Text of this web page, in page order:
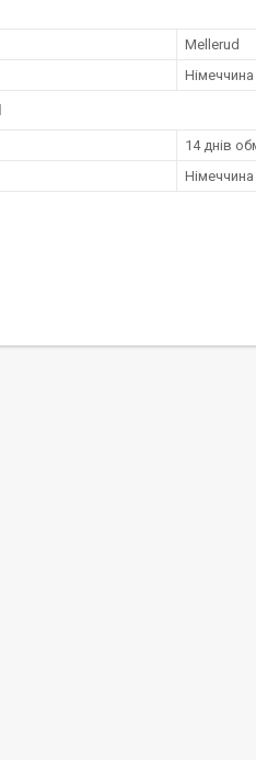
Mellerud
Німеччина
14 днів
Німеччина